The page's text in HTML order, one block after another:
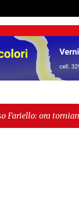
ai problemi veri"